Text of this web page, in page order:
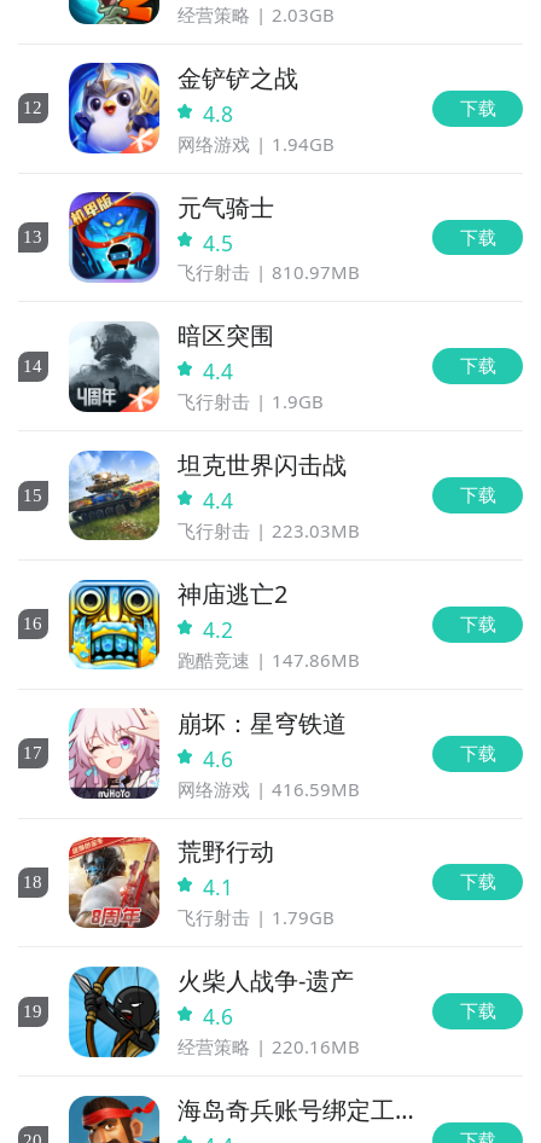
经营策略 2.03GB
12
金铲铲之战
4.8
网络游戏 1.94GB
下载
13
元气骑士
4.5
飞行射击 810.97MB
下载
14
暗区突围
4.4
飞行射击 1.9GB
下载
15
坦克世界闪击战
4.4
飞行射击 223.03MB
下载
16
神庙逃亡2
4.2
跑酷竞速 147.86MB
下载
17
崩坏：星穹铁道
4.6
网络游戏 416.59MB
下载
18
荒野行动
4.1
飞行射击 1.79GB
下载
19
火柴人战争-遗产
4.6
经营策略 220.16MB
下载
海岛奇兵账号绑定工